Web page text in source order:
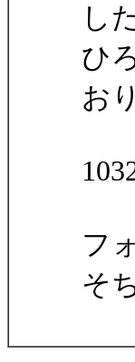
し
ひ
お
フ
そ